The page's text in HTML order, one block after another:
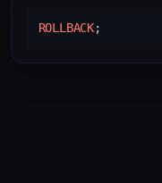
ROLLBACK